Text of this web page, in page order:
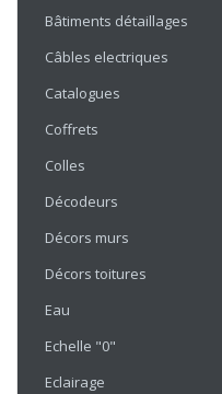
Bâtiments détaillages
Câbles electriques
Catalogues
Coffrets
Colles
Décodeurs
Décors murs
Décors toitures
Eau
Echelle "0"
Eclairage